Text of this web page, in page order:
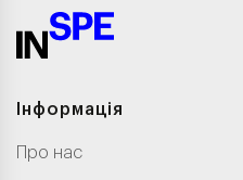
Інформація
Про нас